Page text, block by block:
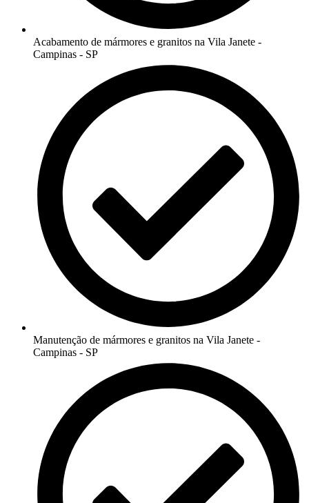
Acabamento de mármores e granitos na Vila Janete -
Campinas - SP
Manutenção de mármores e granitos na Vila Janete -
Campinas - SP